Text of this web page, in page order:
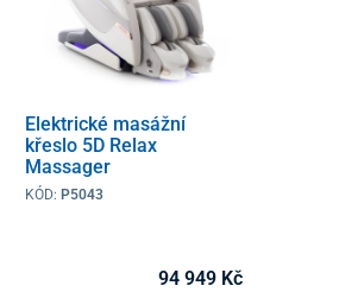
Elektrické masážní
křeslo 5D Relax
Massager
KÓD: P5043
94 949 Kč